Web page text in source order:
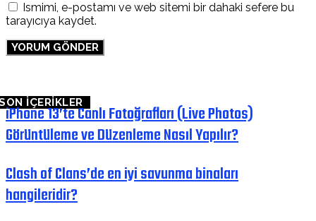
Ismimi, e-postamı ve web sitemi bir dahaki sefere bu
tarayıcıya kaydet.
İÇERİKLER
iPhone 13’te Canlı Fotoğrafları (Live Photos)
Görüntüleme ve Düzenleme Nasıl Yapılır?
Clash of Clans’de en iyi savunma binaları
hangileridir?